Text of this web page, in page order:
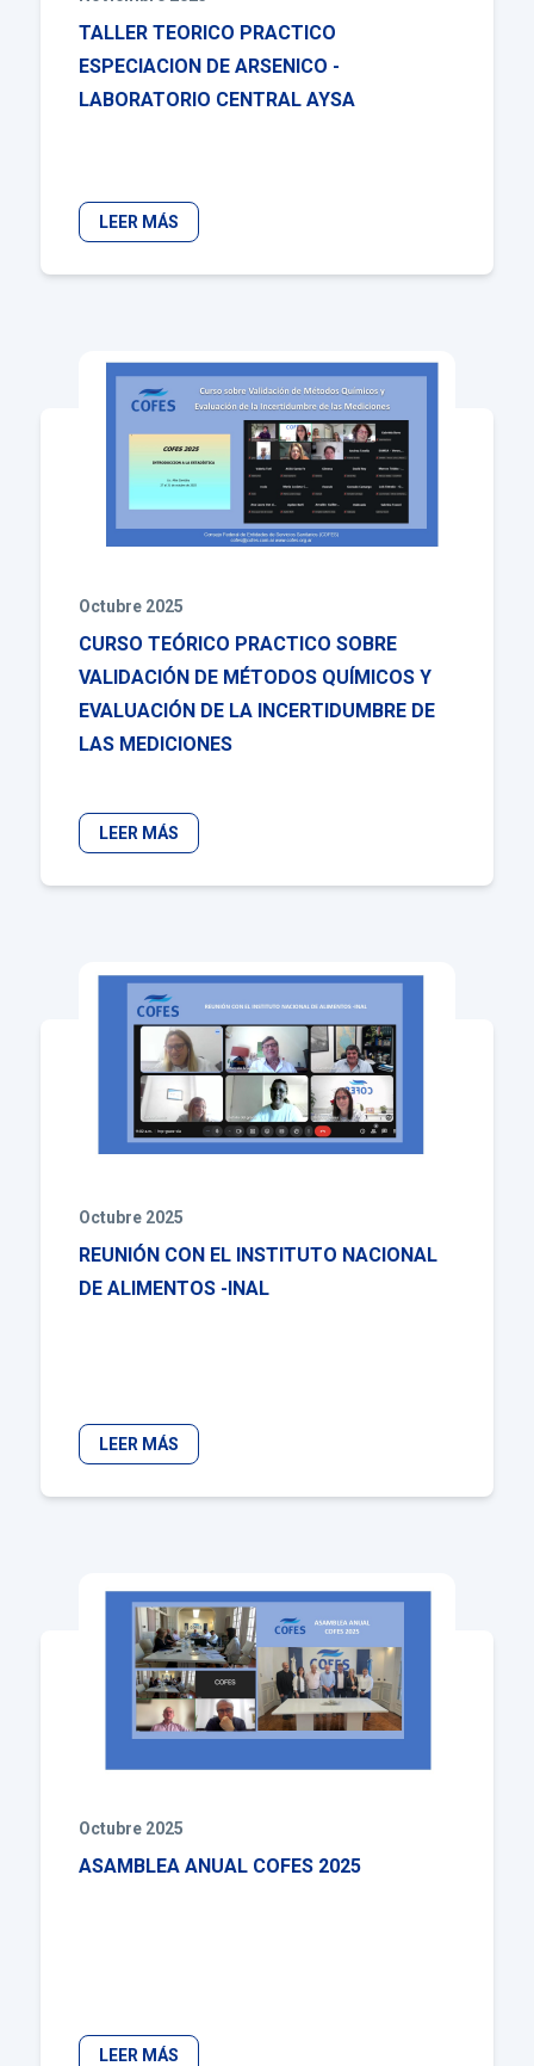
TALLER TEORICO PRACTICO
ESPECIACION DE ARSENICO -
LABORATORIO CENTRAL AYSA
LEER MÁS
Octubre 2025
CURSO TEÓRICO PRACTICO SOBRE
VALIDACIÓN DE MÉTODOS QUÍMICOS Y
EVALUACIÓN DE LA INCERTIDUMBRE DE
LAS MEDICIONES
LEER MÁS
Octubre 2025
REUNIÓN CON EL INSTITUTO NACIONAL
DE ALIMENTOS -INAL
LEER MÁS
Octubre 2025
ASAMBLEA ANUAL COFES 2025
LEER MÁS